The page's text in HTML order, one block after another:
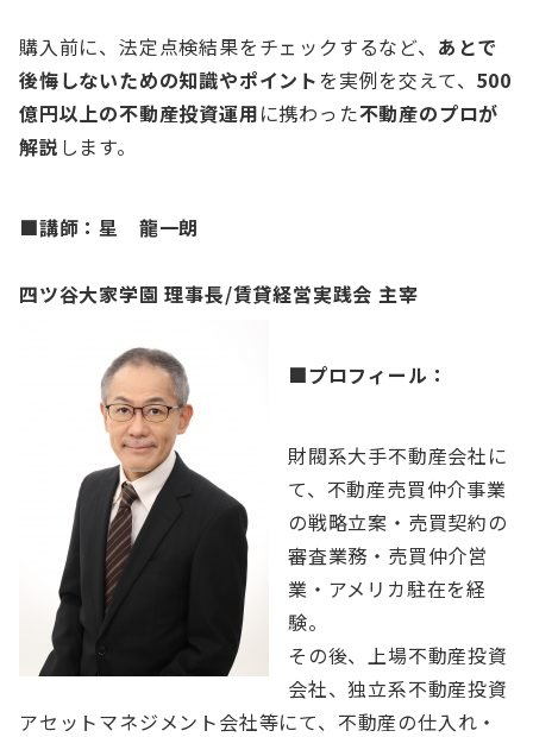
購入前に、法定点検結果をチェックするなど、 あとで
後悔しないための知識やポイントを実例を交えて、 500
億円以上の不動産投資運用に携わった不動産のプロが
解説 します。
■講師：星 龍一朗
四ツ谷大家学園 理事長/賃貸経営実践会 主宰
■プロフィール：
財閥系大手不動産会社に
て、不動産売買仲介事業
の戦略立案・売買契約の
審査業務・売買仲介営
業・アメリカ駐在を経
験。
その後、上場不動産投資
会社、独立系不動産投資
アセットマネジメント会社等にて、不動産の仕入れ・